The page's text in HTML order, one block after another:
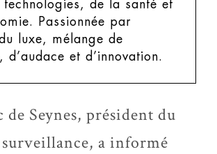
technologies, de la santé et
Passionnée par
luxe, mélange de
d’audace et d’innovation.
Seynes, président du
a informé